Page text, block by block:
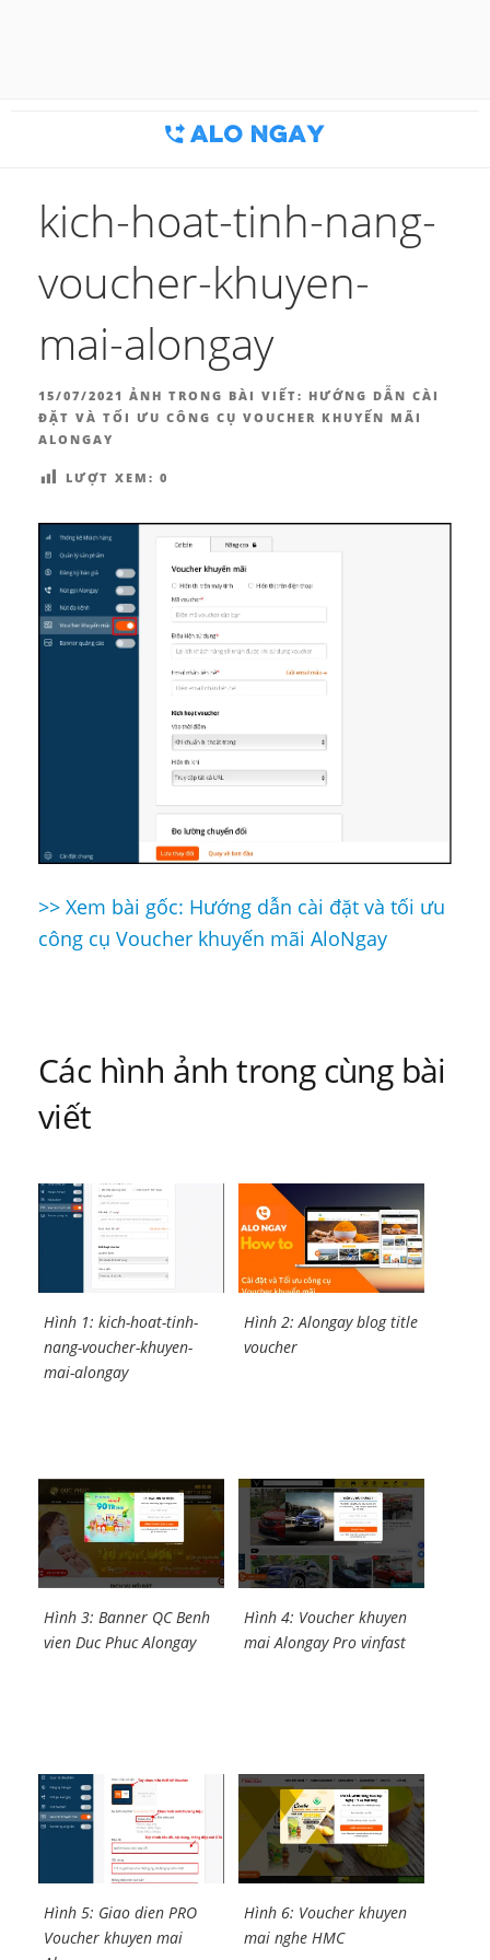
kich-hoat-tinh-nang-
voucher-khuyen-
mai-alongay
ĐĂNG
TRONG
15/07/2021 ẢNH TRONG BÀI VIẾT: HƯỚNG DẪN CÀI
ĐẶT VÀ TỐI ƯU CÔNG CỤ VOUCHER KHUYẾN MÃI
ALONGAY
LƯỢT XEM: 0
Điều
hướng
viết
>> Xem bài gốc: Hướng dẫn cài đặt và tối ưu
công cụ Voucher khuyến mãi AloNgay
Các hình ảnh trong cùng bài
viết
Hình 1: kich-hoat-tinh-
nang-voucher-khuyen-
mai-alongay
Hình 2: Alongay blog title
voucher
Hình 3: Banner QC Benh
vien Duc Phuc Alongay
Hình 4: Voucher khuyen
mai Alongay Pro vinfast
Hình 5: Giao dien PRO
Voucher khuyen mai
Hình 6: Voucher khuyen
mai nghe HMC